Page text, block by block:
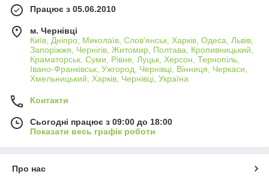
Працює з 05.06.2010
м. Чернівці
Київ, Дніпро, Миколаїв, Слов'янськ, Харків, Одеса, Львів,
Запоріжжя, Чернігів, Житомир, Полтава, Кропивницький,
Краматорськ, Суми, Рівне, Луцьк, Херсон, Тернопіль,
Івано-Франківськ, Ужгород, Чернівці, Вінниця, Черкаси,
Хмельницький, Харків, Чернівці, Україна
Контакти
Сьогодні працює з 09:00 до 18:00
Показати весь графік роботи
Про нас